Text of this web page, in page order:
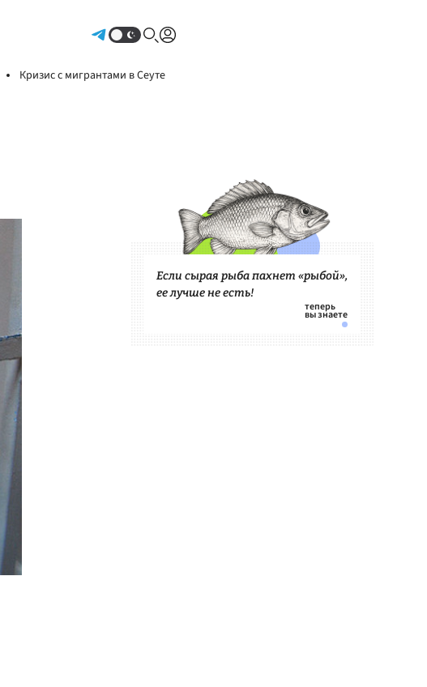
Кризис с мигрантами в Сеуте
Если сырая рыба пахнет «рыбой»,
ее лучше не есть!